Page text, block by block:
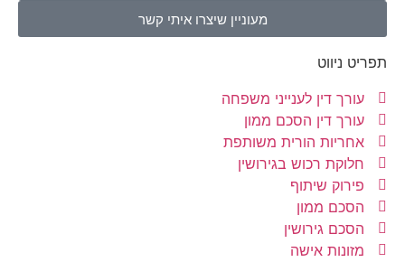
מעוניין שיצרו איתי קשר
תפריט ניווט
עורך דין לענייני משפחה
עורך דין הסכם ממון
אחריות הורית משותפת
חלוקת רכוש בגירושין
פירוק שיתוף
הסכם ממון
הסכם גירושין
מזונות אישה